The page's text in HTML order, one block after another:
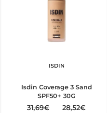
ISDIN
Isdin Coverage 3 Sand
SPF50+ 30G
31,69€ 28,52€